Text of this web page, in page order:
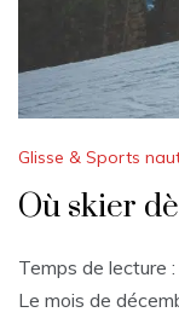
Glisse & Sports
Où skier
Temps de lecture :
Le mois de